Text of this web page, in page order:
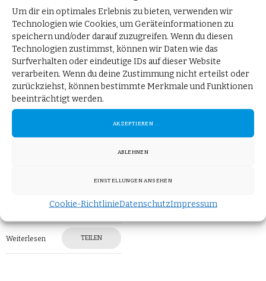
Um dir ein optimales Erlebnis zu bieten, verwenden wir
Technologien wie Cookies, um Geräteinformationen zu
speichern und/oder darauf zuzugreifen. Wenn du diesen
Technologien zustimmst, können wir Daten wie das
Surfverhalten oder eindeutige IDs auf dieser Website
verarbeiten. Wenn du deine Zustimmung nicht erteilst oder
zurückziehst, können bestimmte Merkmale und Funktionen
beeinträchtigt werden.
AKZEPTIEREN
ABLEHNEN
EINSTELLUNGEN ANSEHEN
Cookie-RichtlinieDatenschutzImpressum
Berlin, 14. März 2024.
Erstmals hat die Deutsche
Gesellschaft für
Ernährung (DGE) nicht nur
Gesundheitsaspekte bei
berücksichtigt, sondern
anderem hat die
Weiterlesen TEILEN